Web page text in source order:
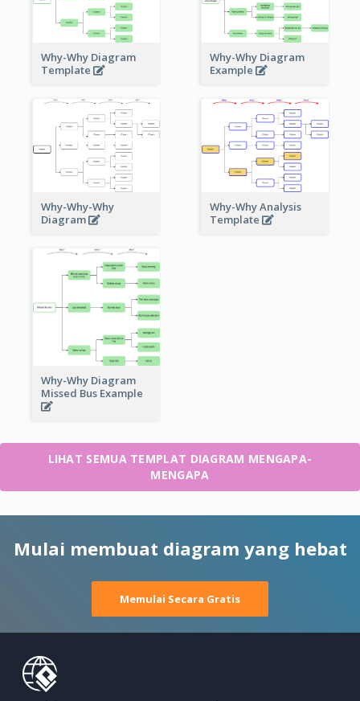
Why-Why Diagram
Template
Why-Why Diagram
Example
Why-Why-Why
Diagram
Why-Why Analysis
Template
Why-Why Diagram
Missed Bus Example
LIHAT SEMUA TEMPLAT DIAGRAM MENGAPA-
MENGAPA
Mulai membuat diagram yang hebat
Memulai Secara Gratis